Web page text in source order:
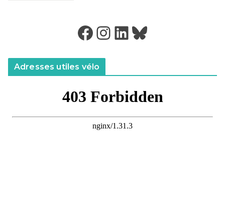
Facebook Instagram LinkedIn Bluesky
Adresses utiles vélo